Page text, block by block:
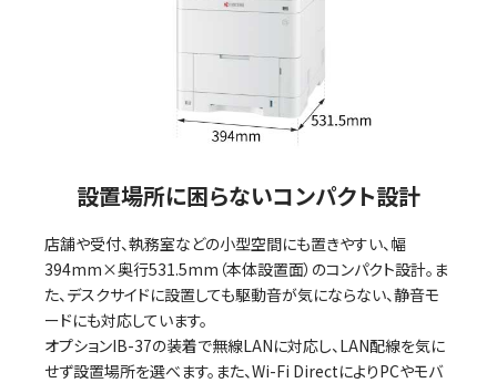
設置場所に困らないコンパクト設計
店舗や受付、執務室などの小型空間にも置きやすい、幅
394mm×奥行531.5mm（本体設置面）のコンパクト設計。ま
た、デスクサイドに設置しても駆動音が気にならない、静音モ
ードにも対応しています。
オプションIB-37の装着で無線LANに対応し、LAN配線を気に
せず設置場所を選べます。また、Wi-Fi DirectによりPCやモバ